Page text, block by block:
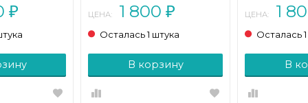
₽ ЦЕНА: 1 800 ₽
Осталась 1 штука
В корзину
ЦЕНА: 1
Осталась
В